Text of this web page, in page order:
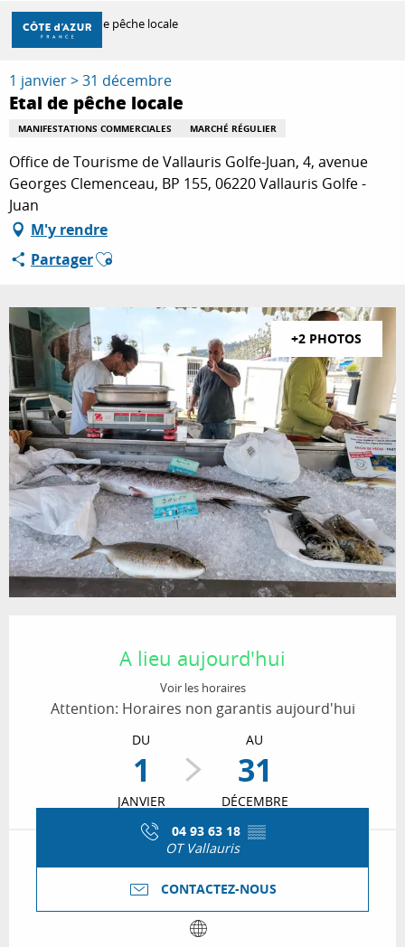
Aller
contenu
principal
DÉCOUVRIR
À FAIRE
SÉJOURNER
Accueil Etal de pêche locale
1 janvier > 31 décembre
Etal de pêche locale
MANIFESTATIONS COMMERCIALES MARCHÉ RÉGULIER
Office de Tourisme de Vallauris Golfe-Juan, 4, avenue
Georges Clemenceau, BP 155, 06220 Vallauris Golfe -
Juan
M'y rendre
PartagerAjouter aux favoris
+2 PHOTOS
A lieu aujourd'hui
Voir les horaires
Attention: Horaires non garantis aujourd'hui
DU
1
JANVIER
AU
31
DÉCEMBRE
04 93 63 18 ▒▒
OT Vallauris
CONTACTEZ-NOUS